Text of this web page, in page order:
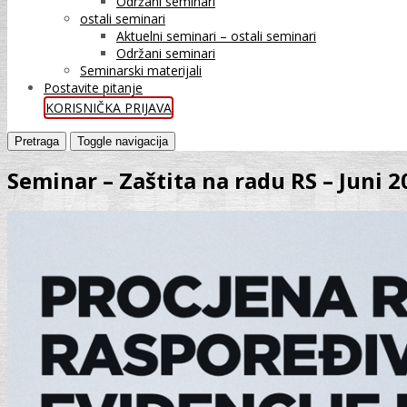
ostali seminari
Aktuelni seminari – ostali seminari
Održani seminari
Seminarski materijali
Postavite pitanje
KORISNIČKA PRIJAVA
Pretraga Toggle navigacija
Seminar – Zaštita na radu RS – Juni